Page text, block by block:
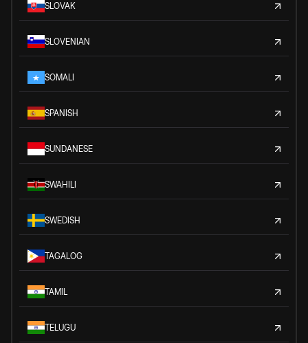
SLOVAK
SLOVENIAN
SOMALI
SPANISH
SUNDANESE
SWAHILI
SWEDISH
TAGALOG
TAMIL
TELUGU